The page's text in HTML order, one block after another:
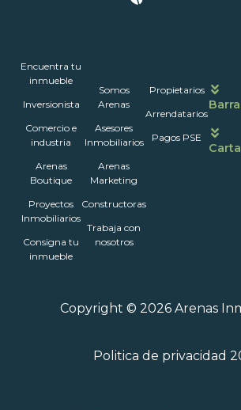
Encuentra tu
inmueble
Inversionista
Comercio e
industria
Arenas
Boutique
Proyectos
Inmobiliarios
Consigna tu
inmueble
Somos
Arenas
Asesores
Inmobiliarios
Arenas
Marketing
Constructoras
Trabaja con
nosotros
Propietarios
Arrendatarios
Pagos PSE
Copyright © 2026 Arenas
Politica de privacidad